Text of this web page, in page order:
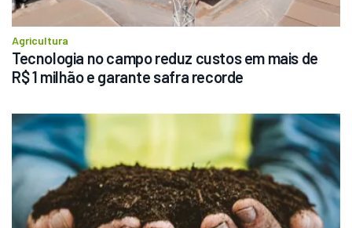
Agricultura
Tecnologia no campo reduz custos em mais de
R$ 1 milhão e garante safra recorde